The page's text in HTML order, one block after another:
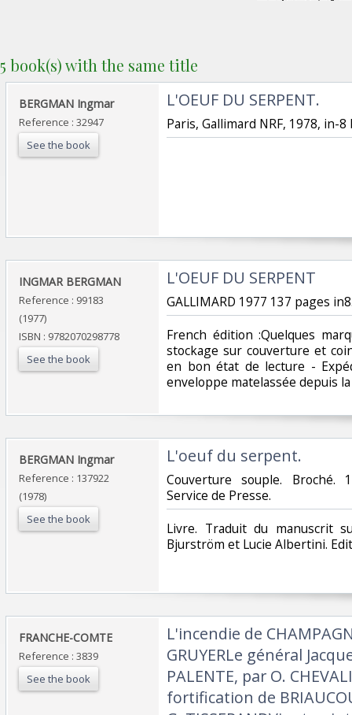
5 book(s) with the same title
‎BERGMAN Ingmar‎
Reference : 32947
See the book
‎L'OEUF DU SERPENT.‎
‎Paris, Gallimard NRF, 1978, in-
‎INGMAR BERGMAN‎
Reference : 99183
(1977)
ISBN : 9782070298778
See the book
‎L'OEUF DU SERPENT‎
‎GALLIMARD 1977 137 pages
‎French édition :Quelques
stockage sur couverture et
en bon état de lecture -
enveloppe matelassée depuis
‎BERGMAN Ingmar ‎
Reference : 137922
(1978)
See the book
‎L'oeuf du serpent.‎
‎Couverture souple. Broché.
Service de Presse.‎
‎Livre. Traduit du manuscrit
Bjurström et Lucie Albertini.
‎FRANCHE-COMTE‎
Reference : 3839
See the book
‎L'incendie de
GRUYERLe général
PALENTE, par O.
fortification de